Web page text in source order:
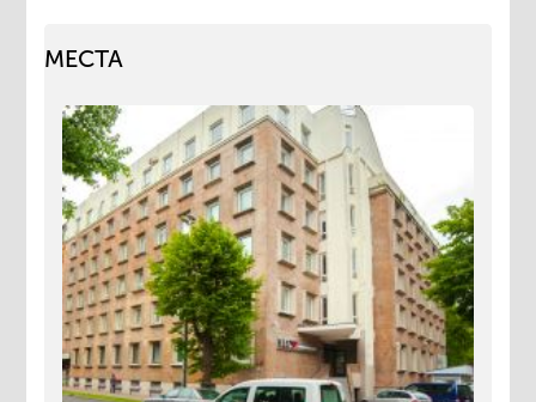
МЕСТА